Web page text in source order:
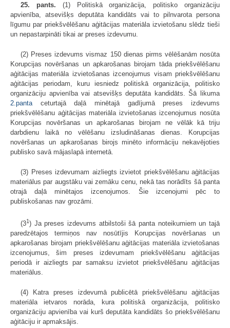
25. pants. (1) Politiskā organizācija, politisko organizāciju
apvienība, atsevišķs deputāta kandidāts vai to pilnvarota persona
līgumu par priekšvēlēšanu aģitācijas materiāla izvietošanu slēdz tieši
un nepastarpināti tikai ar preses izdevumu.
(2) Preses izdevums vismaz 150 dienas pirms vēlēšanām nosūta
Korupcijas novēršanas un apkarošanas birojam tāda priekšvēlēšanu
aģitācijas materiāla izvietošanas izcenojumus visam priekšvēlēšanu
aģitācijas periodam, kuru iesniedz politiskā organizācija, politisko
organizāciju apvienība vai atsevišķs deputāta kandidāts. Šā likuma
2.panta ceturtajā daļā minētajā gadījumā preses izdevums
priekšvēlēšanu aģitācijas materiāla izvietošanas izcenojumus nosūta
Korupcijas novēršanas un apkarošanas birojam ne vēlāk kā triju
darbdienu laikā no vēlēšanu izsludināšanas dienas. Korupcijas
novēršanas un apkarošanas birojs minēto informāciju nekavējoties
publisko savā mājaslapā internetā.
(3) Preses izdevumam aizliegts izvietot priekšvēlēšanu aģitācijas
materiālus par augstāku vai zemāku cenu, nekā tas norādīts šā panta
otrajā daļā minētajos izcenojumos. Šie izcenojumi pēc to
publiskošanas nav grozāmi.
(31) Ja preses izdevums atbilstoši šā panta noteikumiem un tajā
paredzētajos termiņos nav nosūtījis Korupcijas novēršanas un
apkarošanas birojam priekšvēlēšanu aģitācijas materiāla izvietošanas
izcenojumus, šim preses izdevumam priekšvēlēšanu aģitācijas
periodā ir aizliegts par samaksu izvietot priekšvēlēšanu aģitācijas
materiālus.
(4) Katra preses izdevumā publicētā priekšvēlēšanu aģitācijas
materiāla ietvaros norāda, kura politiskā organizācija, politisko
organizāciju apvienība vai kurš deputāta kandidāts šo priekšvēlēšanu
aģitāciju ir apmaksājis.